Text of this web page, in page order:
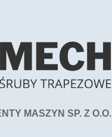
MASZYN SP. Z O.O.